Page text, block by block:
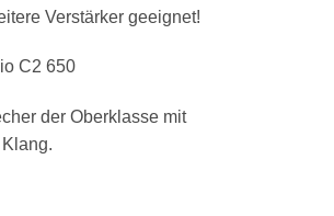
Verstärker geeignet!
C2 650
der Oberklasse mit